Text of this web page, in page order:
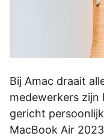
Bij Amac draait
medewerkers zijn
gericht
MacBook Air